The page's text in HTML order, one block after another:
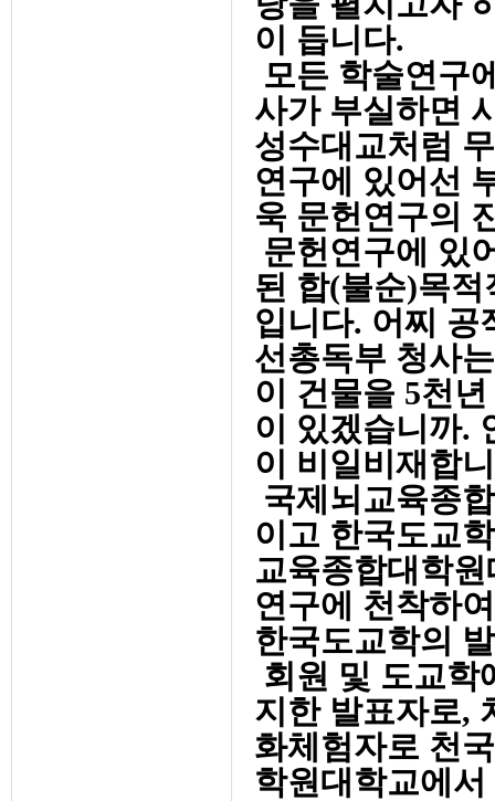
이 듭니다.
모든 학술연구
사가 부실하면
성수대교처럼
연구에 있어선
욱 문헌연구의
문헌연구에 있
된 합(불순)목
입니다. 어찌 공
선총독부 청사
이 건물을 5천
이 있겠습니까.
이 비일비재합
국제뇌교육종
이고 한국도교
교육종합대학
연구에 천착하
한국도교학의
회원 및 도교학
지한 발표자로,
화체험자로 천
학원대학교에